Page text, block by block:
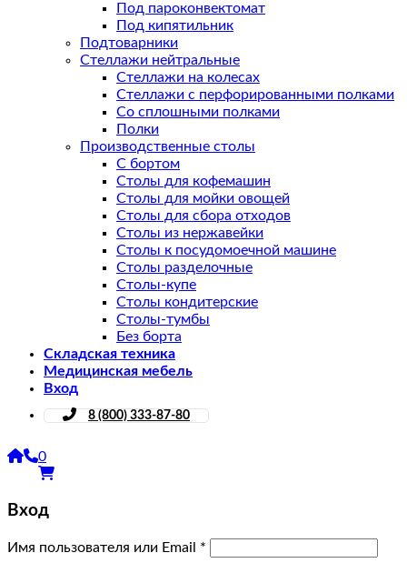
Под пароконвектомат
Под кипятильник
Подтоварники
Стеллажи нейтральные
Стеллажи на колесах
Стеллажи с перфорированными полками
Со сплошными полками
Полки
Производственные столы
С бортом
Столы для кофемашин
Столы для мойки овощей
Столы для сбора отходов
Столы из нержавейки
Столы к посудомоечной машине
Столы разделочные
Столы-купе
Столы кондитерские
Столы-тумбы
Без борта
Складская техника
Медицинская мебель
Вход
8 (800) 333-87-80
0
Вход
Имя пользователя или Email *